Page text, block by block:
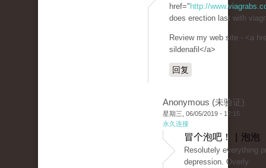
href=" http://
does erection last with
Review my web site - <a
sildenafil</a>
回复
Anonymous (未验证)
星期三, 06/05/2019 - 17:15
永久连接
冒个泡吧！ | 泡泡
Resolutely everything
depression. Overly